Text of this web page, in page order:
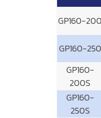
GP160-200
GP160-250
GP160-
200S
GP160-
250S